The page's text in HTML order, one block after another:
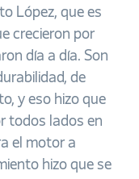
López, que es
crecieron por
día a día. Son
de
y eso hizo que
todos lados en
el motor a
hizo que se